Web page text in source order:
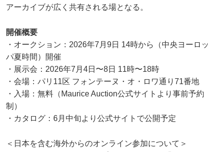
アーカイブが広く共有される場となる。
開催概要
・オークション：2026年7月9日 14時から（中央ヨーロッ
パ夏時間）開催
・展示会：2026年7月4日〜8日 11時〜18時
・会場：パリ11区 フォンテーヌ・オ・ロワ通り71番地
・入場：無料（Maurice Auction公式サイトより事前予約
制）
・カタログ：6月中旬より公式サイトで公開予定
＜日本を含む海外からのオンライン参加について＞